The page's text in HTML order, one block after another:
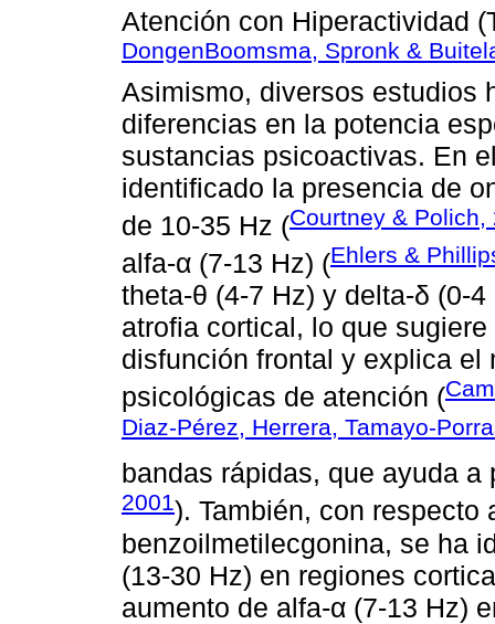
Atención con Hiperactividad
DongenBoomsma, Spronk &
Asimismo, diversos estudios
diferencias en la potencia
sustancias psicoactivas. En
identificado la presencia de
de 10-35 Hz (Courtney & Polich,
alfa-α (7-13 Hz) (Ehlers &
theta-θ (4-7 Hz) y delta-δ (0-
atrofia cortical, lo que
disfunción frontal y explica el
psicológicas de atención (
Diaz-Pérez, Herrera, Tamayo-
bandas rápidas, que ayuda
2001). También, con
benzoilmetilecgonina, se ha
(13-30 Hz) en regiones
aumento de alfa-α (7-13 Hz)